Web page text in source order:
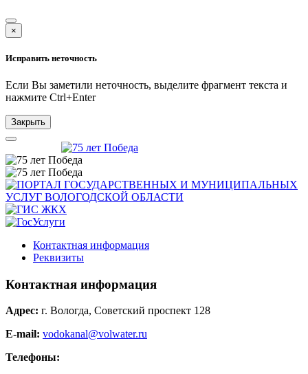
×
Исправить неточность
Если Вы заметили неточность, выделите фрагмент текста и
нажмите Ctrl+Enter
Закрыть
Контактная информация
Реквизиты
Контактная информация
Адрес: г. Вологда, Советский проспект 128
E-mail: vodokanal@volwater.ru
Телефоны: